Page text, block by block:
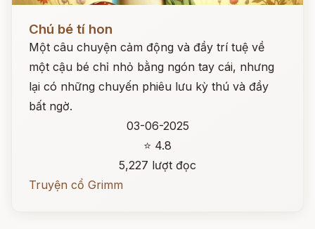
Chú bé tí hon
Một câu chuyện cảm động và đầy trí tuệ về
một cậu bé chỉ nhỏ bằng ngón tay cái, nhưng
lại có những chuyến phiêu lưu kỳ thú và đầy
bất ngờ.
03-06-2025
⭐ 4.8
5,227 lượt đọc
Truyện cổ Grimm